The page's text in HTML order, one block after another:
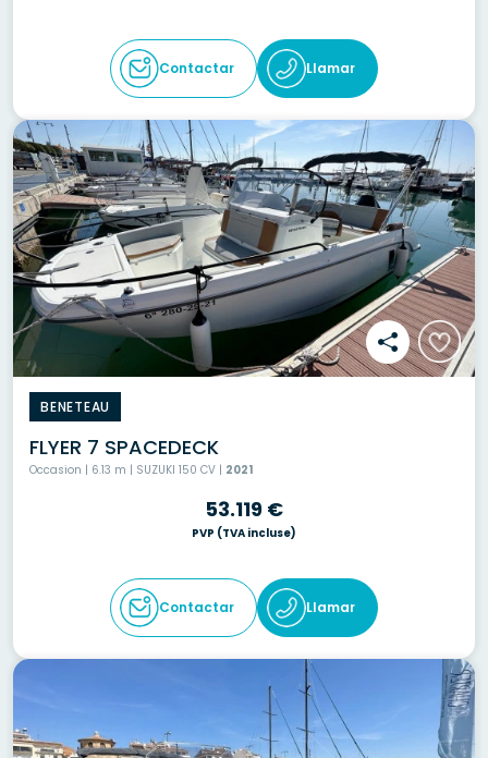
Contactar Llamar
BENETEAU
FLYER 7 SPACEDECK
Occasion | 6.13 m | SUZUKI 150 CV | 2021
53.119 €
PVP (TVA incluse)
Contactar Llamar